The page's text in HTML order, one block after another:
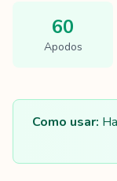
60
Apodos
Como usar: